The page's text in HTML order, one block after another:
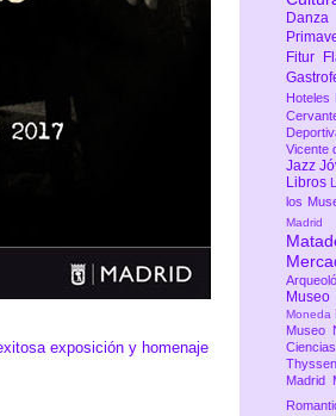
exposición y homenaje
Danza
Fitur
Hoteles
Vicente
Jazz
Libros
los
Moneda
Museo
Madrid